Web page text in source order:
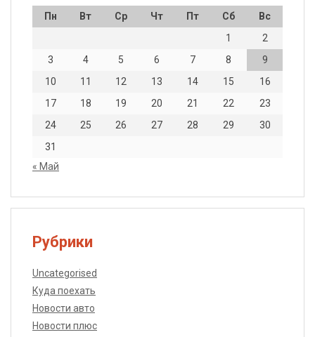
Пн Вт Ср Чт Пт Сб
Вс
1
2
3
4 5 6 7 8
9
10
11 12 13 14 15
16
17
18 19 20 21 22
23
24
25 26 27 28 29
30
31
« Май
Рубрики
Uncategorised
Куда поехать
Новости авто
Новости плюс